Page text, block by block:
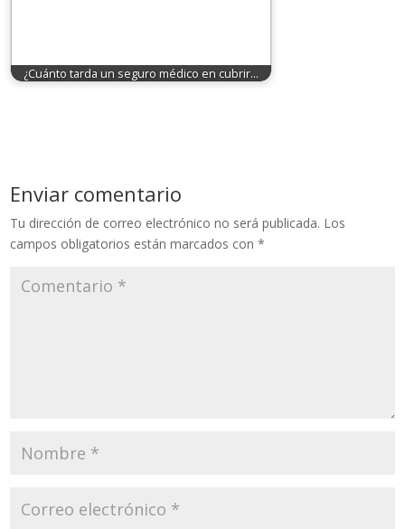
¿Cuánto tarda un seguro médico en cubrir…
Enviar comentario
Tu dirección de correo electrónico no será publicada. Los
campos obligatorios están marcados con*